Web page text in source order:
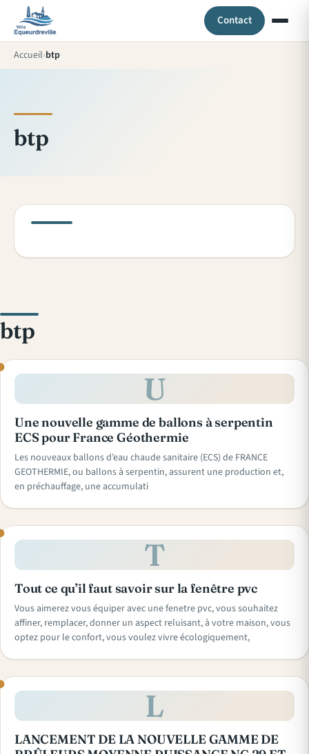
Contact
Accueil btp
btp
btp
U
Une nouvelle gamme de ballons à serpentin
ECS pour France Géothermie
Les nouveaux ballons d’eau chaude sanitaire (ECS) de FRANCE
GEOTHERMIE, ou ballons à serpentin, assurent une production et,
en préchauffage, une accumulati
T
Tout ce qu’il faut savoir sur la fenêtre pvc
Vous aimerez vous équiper avec une fenetre pvc, vous souhaitez
affiner, remplacer, donner un aspect reluisant, à votre maison, vous
optez pour le confort, vous voulez vivre écologiquement,
L
LANCEMENT DE LA NOUVELLE GAMME DE